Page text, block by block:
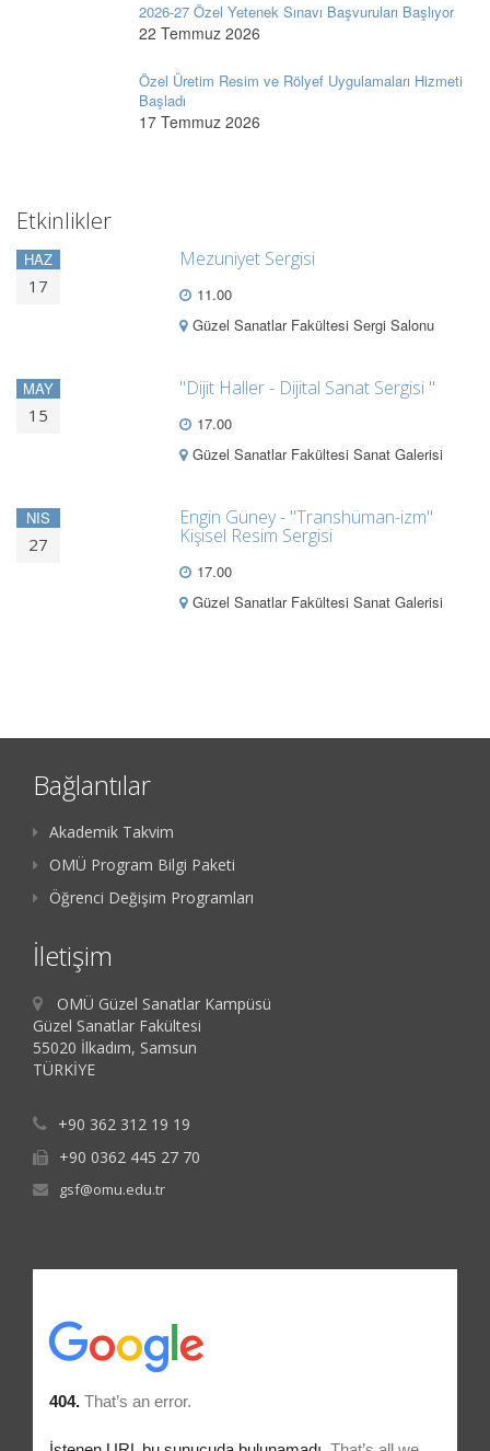
2026-27 Özel Yetenek Sınavı Başvuruları Başlıyor
22 Temmuz 2026
Özel Üretim Resim ve Rölyef Uygulamaları Hizmeti
Başladı
17 Temmuz 2026
Etkinlikler
HAZ
17
Mezuniyet Sergisi
11.00
Güzel Sanatlar Fakültesi Sergi Salonu
MAY
15
"Dijit Haller - Dijital Sanat Sergisi "
17.00
Güzel Sanatlar Fakültesi Sanat Galerisi
NIS
27
Engin Güney - "Transhüman-izm"
Kişisel Resim Sergisi
17.00
Güzel Sanatlar Fakültesi Sanat Galerisi
Bağlantılar
Akademik Takvim
OMÜ Program Bilgi Paketi
Öğrenci Değişim Programları
İletişim
OMÜ Güzel Sanatlar Kampüsü
Güzel Sanatlar Fakültesi
55020 İlkadım, Samsun
TÜRKİYE
+90 362 312 19 19
+90 0362 445 27 70
gsf@omu.edu.tr